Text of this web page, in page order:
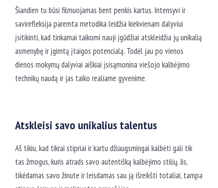
Šiandien tu būsi filmuojamas bent penkis kartus. Intensyvi ir
savirefleksija paremta metodika leidžia kiekvienam dalyviui
įsitikinti, kad tinkamai taikomi nauji įgūdžiai atskleidžia jų unikalią
asmenybę ir įgimtą įtaigos potencialą. Todėl jau po vienos
dienos mokymų dalyviai aiškiai įsisąmonina viešojo kalbėjimo
technikų naudą ir jas taiko realiame gyvenime.
Atskleisi savo unikalius talentus
Aš tikiu, kad tikrai stipriai ir kartu džiaugsmingai kalbėti gali tik
tas žmogus, kuris atrads savo autentišką kalbėjimo stilių. Jis,
tikėdamas savo žinute ir leisdamas sau ją išreikšti totaliai, tampa